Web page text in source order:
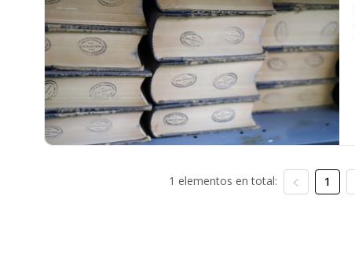
1 elementos en total: 1